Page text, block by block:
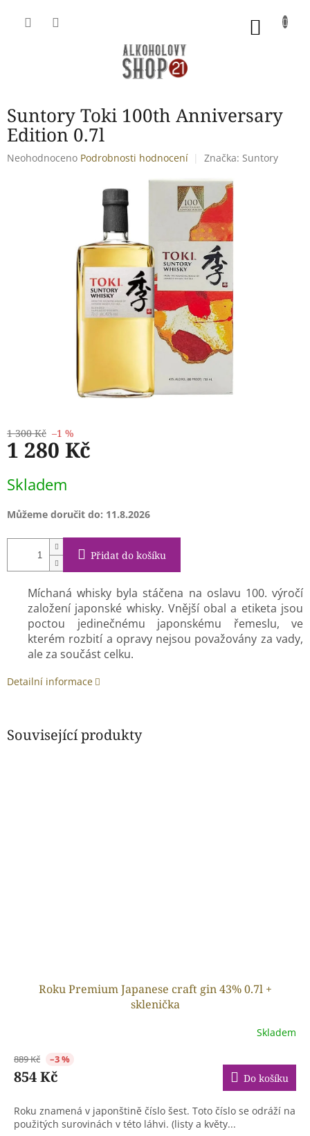
Suntory Toki 100th Anniversary
Edition 0.7l
Průměrné
Neohodnoceno Podrobnosti hodnocení Značka: Suntory
1 300 Kč –1 %
1 280 Kč
cena:
Skladem
Můžeme doručit do: 11.8.2026
Přidat do košíku
Míchaná whisky byla stáčena na oslavu 100. výročí
založení japonské whisky. Vnější obal a etiketa jsou
poctou jedinečnému japonskému řemeslu, ve
kterém rozbití a opravy nejsou považovány za vady,
ale za součást celku.
Detailní informace
Související produkty
Roku Premium Japanese craft gin 43% 0.7l +
sklenička
Skladem
889 Kč –3 %
854 Kč Do košíku
Roku znamená v japonštině číslo šest. Toto číslo se odráží na
použitých surovinách v této láhvi. (listy a květy...